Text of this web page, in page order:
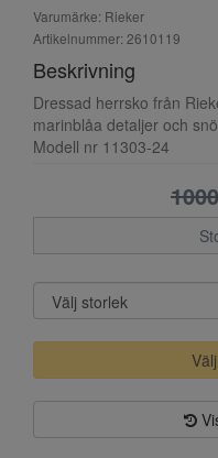
Varumärke: Rieker
Artikelnummer: 2610119
Beskrivning
Dressad herrsko från
marinblåa detaljer och
Modell nr 11303-24